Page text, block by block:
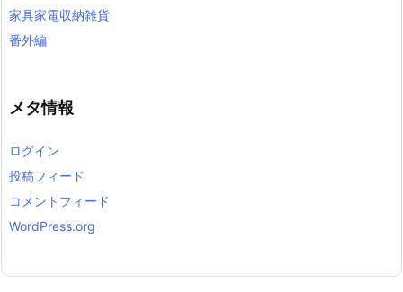
家具家電収納雑貨
番外編
メタ情報
ログイン
投稿フィード
コメントフィード
WordPress.org